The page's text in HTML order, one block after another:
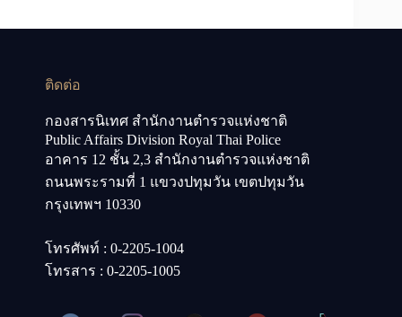
ติดต่อ
กองสารนิเทศ สำนักงานตำรวจแห่งชาติ
Public Affairs Division Royal Thai Police
อาคาร 12 ชั้น 2,3 สำนักงานตำรวจแห่งชาติ
ถนนพระรามที่ 1 แขวงปทุมวัน เขตปทุมวัน
กรุงเทพฯ 10330
โทรศัพท์ : 0-2205-1004
โทรสาร : 0-2205-1005